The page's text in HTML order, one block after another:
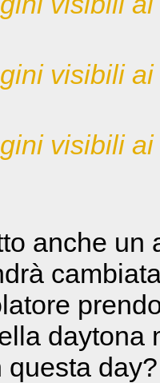
visibili
visibili
anche
daytona
questa day?